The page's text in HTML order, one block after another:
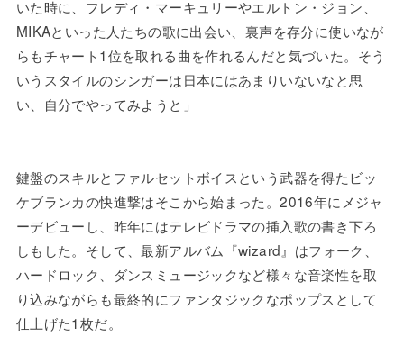
いた時に、フレディ・マーキュリーやエルトン・ジョン、
MIKAといった人たちの歌に出会い、裏声を存分に使いなが
らもチャート1位を取れる曲を作れるんだと気づいた。そう
いうスタイルのシンガーは日本にはあまりいないなと思
い、自分でやってみようと」
鍵盤のスキルとファルセットボイスという武器を得たビッ
ケブランカの快進撃はそこから始まった。2016年にメジャ
ーデビューし、昨年にはテレビドラマの挿入歌の書き下ろ
しもした。そして、最新アルバム『wizard』はフォーク、
ハードロック、ダンスミュージックなど様々な音楽性を取
り込みながらも最終的にファンタジックなポップスとして
仕上げた1枚だ。